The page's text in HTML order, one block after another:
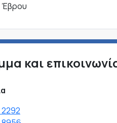
Έβρου
και
2292